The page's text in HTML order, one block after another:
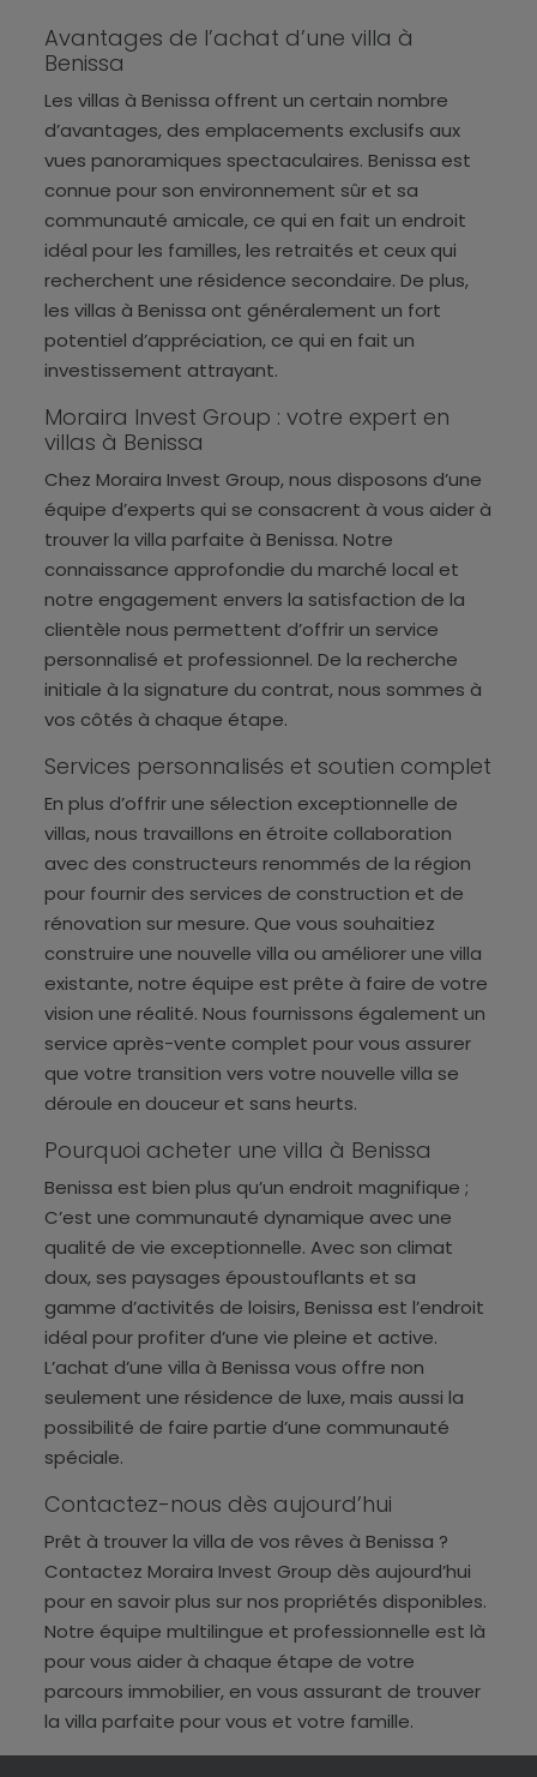
Avantages de l’achat d’une villa à
Benissa
Les villas à Benissa offrent un certain nombre
d’avantages, des emplacements exclusifs aux
vues panoramiques spectaculaires. Benissa est
connue pour son environnement sûr et sa
communauté amicale, ce qui en fait un endroit
idéal pour les familles, les retraités et ceux qui
recherchent une résidence secondaire. De plus,
les villas à Benissa ont généralement un fort
potentiel d’appréciation, ce qui en fait un
investissement attrayant.
Moraira Invest Group : votre expert en
villas à Benissa
Chez Moraira Invest Group, nous disposons d’une
équipe d’experts qui se consacrent à vous aider à
trouver la villa parfaite à Benissa. Notre
connaissance approfondie du marché local et
notre engagement envers la satisfaction de la
clientèle nous permettent d’offrir un service
personnalisé et professionnel. De la recherche
initiale à la signature du contrat, nous sommes à
vos côtés à chaque étape.
Services personnalisés et soutien complet
En plus d’offrir une sélection exceptionnelle de
villas, nous travaillons en étroite collaboration
avec des constructeurs renommés de la région
pour fournir des services de construction et de
rénovation sur mesure. Que vous souhaitiez
construire une nouvelle villa ou améliorer une villa
existante, notre équipe est prête à faire de votre
vision une réalité. Nous fournissons également un
service après-vente complet pour vous assurer
que votre transition vers votre nouvelle villa se
déroule en douceur et sans heurts.
Pourquoi acheter une villa à Benissa
Benissa est bien plus qu’un endroit magnifique ;
C’est une communauté dynamique avec une
qualité de vie exceptionnelle. Avec son climat
doux, ses paysages époustouflants et sa
gamme d’activités de loisirs, Benissa est l’endroit
idéal pour profiter d’une vie pleine et active.
L’achat d’une villa à Benissa vous offre non
seulement une résidence de luxe, mais aussi la
possibilité de faire partie d’une communauté
spéciale.
Contactez-nous dès aujourd’hui
Prêt à trouver la villa de vos rêves à Benissa ?
Contactez Moraira Invest Group dès aujourd’hui
pour en savoir plus sur nos propriétés disponibles.
Notre équipe multilingue et professionnelle est là
pour vous aider à chaque étape de votre
parcours immobilier, en vous assurant de trouver
la villa parfaite pour vous et votre famille.